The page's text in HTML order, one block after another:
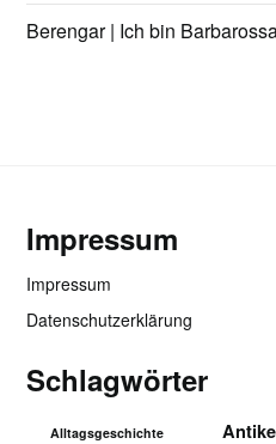
Berengar | Ich bin
Impressum
Impressum
Datenschutzerklärung
Schlagwörter
Alltagsgeschichte Antike